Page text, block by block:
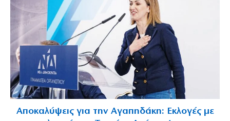
Αποκαλύψεις για την Αγαπηδάκη: Εκλογές με